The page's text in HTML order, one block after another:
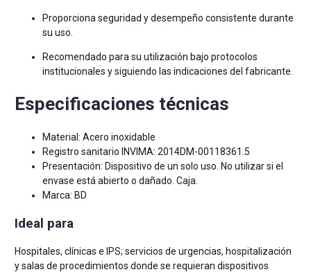
Proporciona seguridad y desempeño consistente durante
su uso.
Recomendado para su utilización bajo protocolos
institucionales y siguiendo las indicaciones del fabricante.
Especificaciones técnicas
Material: Acero inoxidable
Registro sanitario INVIMA: 2014DM-00118361.5
Presentación: Dispositivo de un solo uso. No utilizar si el
envase está abierto o dañado. Caja.
Marca: BD
Ideal para
Hospitales, clínicas e IPS; servicios de urgencias, hospitalización
y salas de procedimientos donde se requieran dispositivos